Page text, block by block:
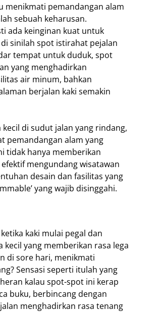
menikmati pemandangan alam
sebuah keharusan.
ada keinginan kuat untuk
sinilah spot istirahat pejalan
tempat untuk duduk, spot
yang menghadirkan
air minum, bahkan
berjalan kaki semakin
di sudut jalan yang rindang,
pemandangan alam yang
tidak hanya memberikan
mengundang wisatawan
desain dan fasilitas yang
yang wajib disinggahi.
kaki mulai pegal dan
yang memberikan rasa lega
di sore hari, menikmati
Sensasi seperti itulah yang
kalau spot-spot ini kerap
buku, berbincang dengan
menghadirkan rasa tenang